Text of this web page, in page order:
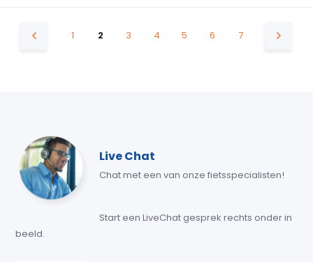
1 2 3 4 5 6 7
Live Chat
Chat met een van onze fietsspecialisten!
Start een LiveChat gesprek rechts onder in
beeld.